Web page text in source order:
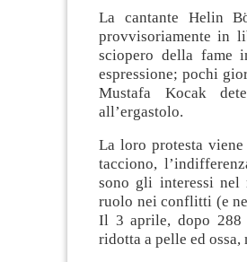
La cantante Helin
provvisoriamente in
sciopero della fame
espressione; pochi
Mustafa Kocak
all’ergastolo.
La loro protesta
tacciono,
sono gli interessi
ruolo nei conflitti (e
Il 3 aprile, dopo 288
ridotta a pelle ed